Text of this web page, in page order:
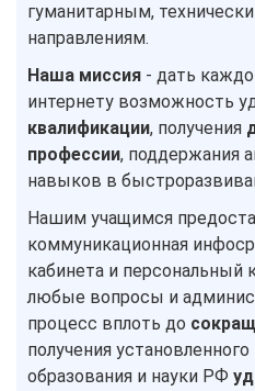
гуманитарным,
направлениям.
Наша миссия - дать
интернету возможность
квалификации, получения
профессии, поддержания
навыков в
Нашим учащимся
коммуникационная
кабинета и
любые вопросы и
процесс вплоть до
получения
образования и науки РФ